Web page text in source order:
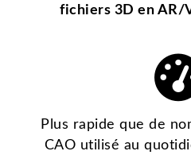
fichiers 3D en AR/
Plus rapide que de
CAO utilisé au